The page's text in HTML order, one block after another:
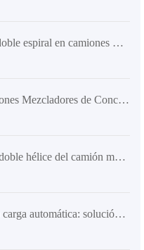
¿Cómo el sistema de mezclado de doble espiral en camiones mezcladores autodescargables mejora la eficiencia en grandes obras de construcción?
Tendencias de la Industria de Camiones Mezcladores de Concreto con Auto-Carga y Ventajas Técnicas del AIMIX AS-4.5
Desglose del sistema de mezcla de doble hélice del camión mezclador autoloading: Ventajas técnicas para mejorar la eficiencia de mezcla de concreto
Camión mezclador de concreto con carga automática: solución ideal para obras rurales y urbanas